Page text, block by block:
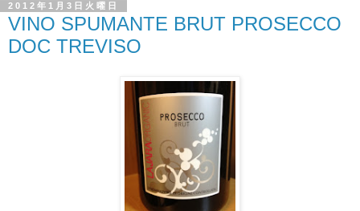
2012年1月3日火曜日
VINO SPUMANTE BRUT PROSECCO
DOC TREVISO